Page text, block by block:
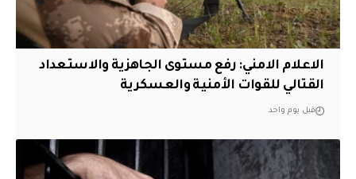
الاعلام الامني: رفع مستوى الجاهزية والاستعداد
القتالي للقوات الأمنية والعسكرية
قبل يوم واحد